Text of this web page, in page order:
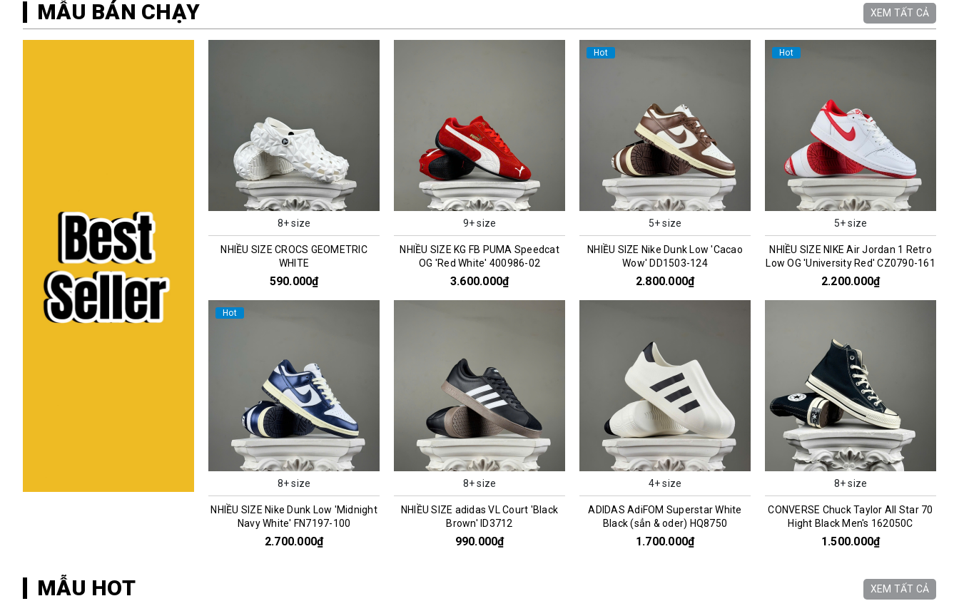
MẪU BÁN CHẠY XEM TẤT CẢ
8+ size
NHIỀU SIZE CROCS GEOMETRIC
WHITE
590.000₫
9+ size
NHIỀU SIZE KG FB PUMA Speedcat
OG 'Red White' 400986-02
3.600.000₫
Hot
5+ size
NHIỀU SIZE Nike Dunk Low 'Cacao
Wow' DD1503-124
2.800.000₫
Hot
5+ size
NHIỀU SIZE NIKE Air Jordan 1 Retro
Low OG 'University Red' CZ0790-161
2.200.000₫
Hot
8+ size
NHIỀU SIZE Nike Dunk Low 'Midnight
Navy White' FN7197-100
2.700.000₫
8+ size
NHIỀU SIZE adidas VL Court 'Black
Brown' ID3712
990.000₫
4+ size
ADIDAS AdiFOM Superstar White
Black (sẳn & oder) HQ8750
1.700.000₫
8+ size
CONVERSE Chuck Taylor All Star 70
Hight Black Men's 162050C
1.500.000₫
MẪU HOT XEM TẤT CẢ